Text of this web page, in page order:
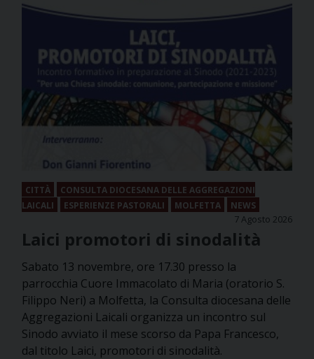
CITTÀ
CONSULTA DIOCESANA DELLE AGGREGAZIONI
LAICALI
ESPERIENZE PASTORALI MOLFETTA NEWS
7 Agosto 2026
Laici promotori di sinodalità
Sabato 13 novembre, ore 17.30 presso la
parrocchia Cuore Immacolato di Maria (oratorio S.
Filippo Neri) a Molfetta, la Consulta diocesana delle
Aggregazioni Laicali organizza un incontro sul
Sinodo avviato il mese scorso da Papa Francesco,
dal titolo Laici, promotori di sinodalità.